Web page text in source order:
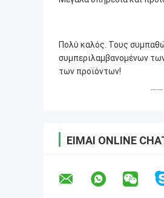
Πολύ καλός. Τους
συμπεριλαμβανομένων
των προϊόντων!
——
ΕΊΜΑΙ ONLINE